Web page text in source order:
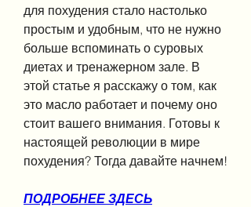
для похудения стало настолько
простым и удобным, что не нужно
больше вспоминать о суровых
диетах и тренажерном зале. В
этой статье я расскажу о том, как
это масло работает и почему оно
стоит вашего внимания. Готовы к
настоящей революции в мире
похудения? Тогда давайте начнем!
ПОДРОБНЕЕ ЗДЕСЬ